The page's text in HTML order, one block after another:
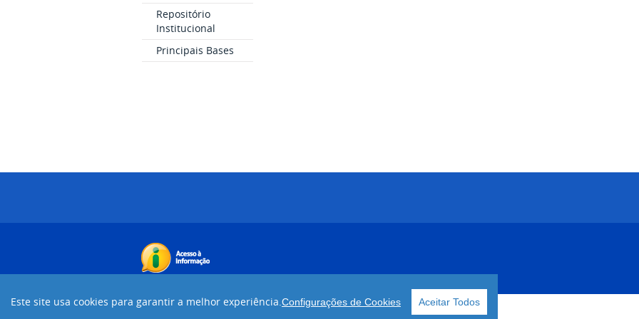
Este site usa cookies para garantir a melhor experiência.Configurações de Cookies Aceitar Todos
Repositório
Institucional
Principais Bases
Desenvolvido com o CMS de código abertoJoomla!